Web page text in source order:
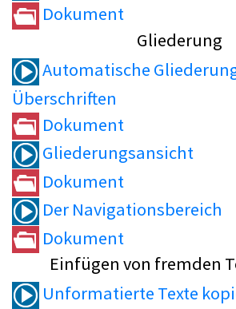
Dokument
Gliederung
Automatische
Überschriften
Dokument
Gliederungsansicht
Dokument
Der Navigationsbereich
Dokument
Einfügen von fremden
Unformatierte Texte